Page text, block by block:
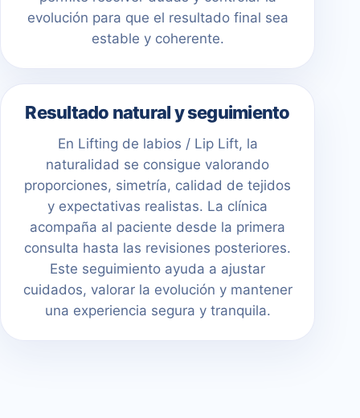
evolución para que el resultado final sea
estable y coherente.
Resultado natural y seguimiento
En Lifting de labios / Lip Lift, la
naturalidad se consigue valorando
proporciones, simetría, calidad de tejidos
y expectativas realistas. La clínica
acompaña al paciente desde la primera
consulta hasta las revisiones posteriores.
Este seguimiento ayuda a ajustar
cuidados, valorar la evolución y mantener
una experiencia segura y tranquila.